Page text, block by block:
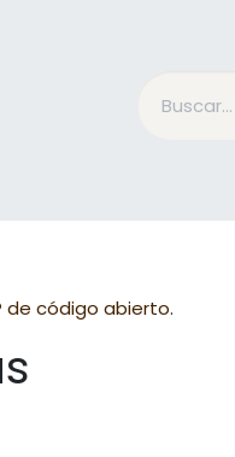
de código abierto.